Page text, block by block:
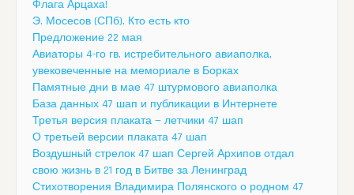
Флага Арцаха!
Э. Мосесов (СПб). Кто есть кто
Предложение 22 мая
Авиаторы 4-го гв. истребительного авиаполка,
увековеченные на мемориале в Борках
Памятные дни в мае 47 штурмового авиаполка
База данных 47 шап и публикации в Интернете
Третья версия плаката — летчики 47 шап
О третьей версии плаката 47 шап
Воздушный стрелок 47 шап Сергей Архипов отдал
свою жизнь в 21 год в Битве за Ленинград
Стихотворения Владимира Полянского о родном 47